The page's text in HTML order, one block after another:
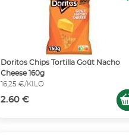
Doritos Chips Tortilla Goût Nacho
Cheese 160g
16,25 €/KILO
2.60 €